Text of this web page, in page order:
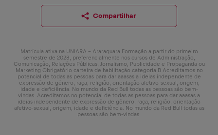
Compartilhar
Matrícula ativa na UNIARA - Araraquara Formação a partir do primeiro
semestre de 2028, preferencialmente nos cursos de Administração,
Comunicação, Relações Públicas, Jornalismo, Publicidade e Propaganda ou
Marketing Obrigatório carteira de habilitação categoria B Acreditamos no
potencial de todas as pessoas para dar aaasas a ideias independente de
expressão de gênero, raça, religião, orientação afetivo-sexual, origem,
idade e deficiência. No mundo da Red Bull todas as pessoas são bem-
vindas. Acreditamos no potencial de todas as pessoas para dar aaasas a
ideias independente de expressão de gênero, raça, religião, orientação
afetivo-sexual, origem, idade e deficiência. No mundo da Red Bull todas as
pessoas são bem-vindas.